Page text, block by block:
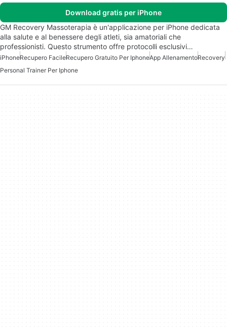
Download gratis per iPhone
GM Recovery Massoterapia è un'applicazione per iPhone dedicata
alla salute e al benessere degli atleti, sia amatoriali che
professionisti. Questo strumento offre protocolli esclusivi…
iPhoneRecupero FacileRecupero Gratuito Per IphoneApp AllenamentoRecovery
Personal Trainer Per Iphone